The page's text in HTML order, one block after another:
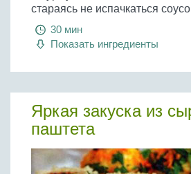
стараясь не испачкаться
30 мин
Показать ингредиенты
Яркая закуска из
паштета